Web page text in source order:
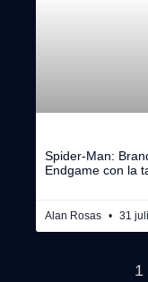
Spider-Man:
Endgame con la
Alan Rosas 31
1